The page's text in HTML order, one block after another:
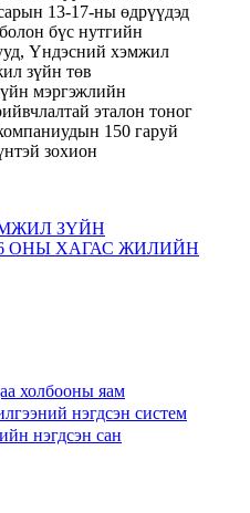
ЗҮЙН
ОНЫ ХАГАС ЖИЛИЙН
холбооны яам
нэгдсэн систем
нэгдсэн сан